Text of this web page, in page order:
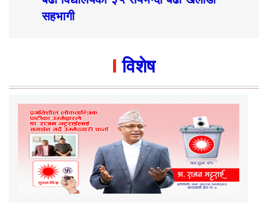
सहभागी
विशेष